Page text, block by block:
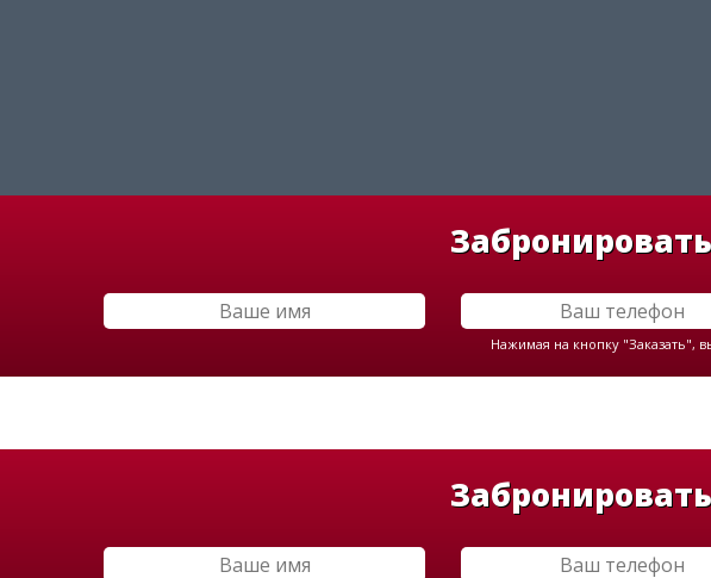
Нажимая на кнопку "Заказать",